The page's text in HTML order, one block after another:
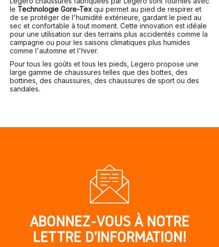
le Technologie Gore-Tex qui permet au pied de respirer et
de se protéger de l'humidité extérieure, gardant le pied au
sec et confortable à tout moment. Cette innovation est idéale
pour une utilisation sur des terrains plus accidentés comme la
campagne ou pour les saisons climatiques plus humides
comme l'automne et l'hiver.
Pour tous les goûts et tous les pieds, Legero propose une
large gamme de chaussures telles que des bottes, des
bottines, des chaussures, des chaussures de sport ou des
sandales.
ABONNEZ-VOUS À NOTRE
LETTRE D'INFORMATION!